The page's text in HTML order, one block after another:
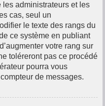
administrateurs et les
cas, seul un
le texte des rangs du
ce système en publiant
votre rang sur
toléreront pas ce procédé
pourra vous
de messages.